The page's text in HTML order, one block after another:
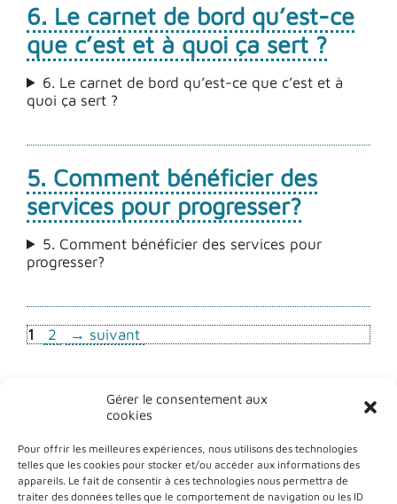
Gérer le consentement aux
cookies
Pour offrir les meilleures expériences, nous utilisons des technologies
telles que les cookies pour stocker et/ou accéder aux informations des
appareils. Le fait de consentir à ces technologies nous permettra de
traiter des données telles que le comportement de navigation ou les ID
6. Le carnet de bord qu’est-ce
que c’est et à quoi ça sert ?
6. Le carnet de bord qu’est-ce que c’est et à
quoi ça sert ?
5. Comment bénéficier des
services pour progresser?
5. Comment bénéficier des services pour
progresser?
Page
1 Page
2 → suivant